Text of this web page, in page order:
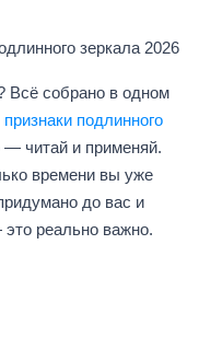
зеркала 2026
Всё собрано в одном
подлинного
читай и применяй.
времени вы уже
до вас и
реально важно.